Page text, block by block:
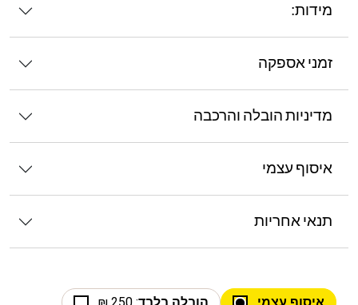
מידות:
זמני אספקה
מדיניות הובלה והרכבה
איסוף עצמי
תנאי אחריות